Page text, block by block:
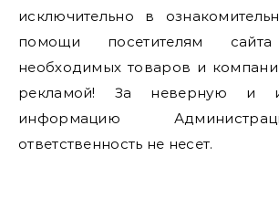
исключительно в
помощи посетителям
необходимых товаров и
рекламой! За неверную и
информацию
ответственность не несет.